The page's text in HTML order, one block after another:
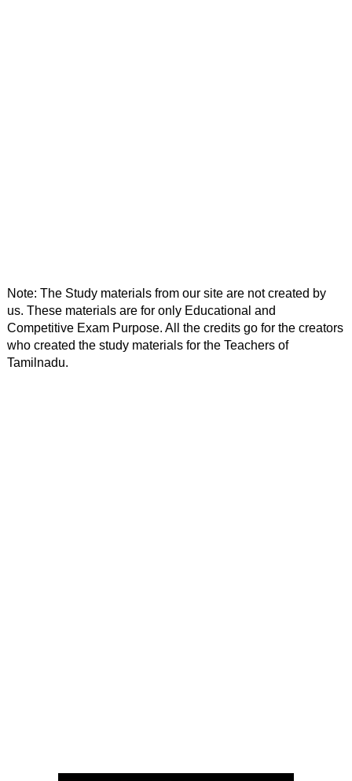
Note: The Study materials from our site are not created by
us. These materials are for only Educational and
Competitive Exam Purpose. All the credits go for the creators
who created the study materials for the Teachers of
Tamilnadu.